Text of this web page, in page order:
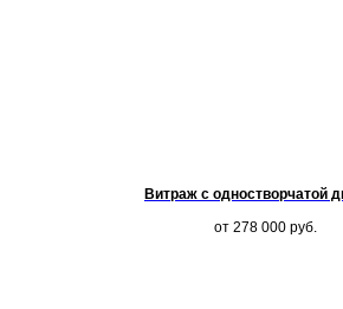
Витраж с одностворчатой
от 278 000 руб.